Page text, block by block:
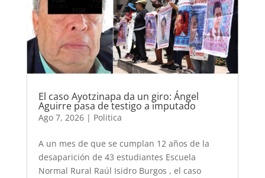
El caso Ayotzinapa da un giro: Ángel
Aguirre pasa de testigo a imputado
Ago 7, 2026| Politica
A un mes de que se cumplan 12 años de la
desaparición de 43 estudiantes Escuela
Normal Rural Raúl Isidro Burgos , el caso